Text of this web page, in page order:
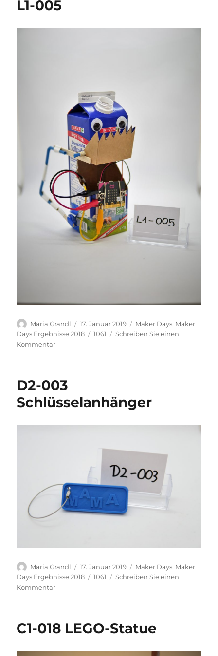
Brille
L1-005
Autor
Maria Grandl
Veröffentlicht
am
17. Januar 2019 Kategorien
Maker Days, Maker
Days Ergebnisse 2018
Schlagwörter
1061
Schreiben Sie einen
Kommentarzu
D2-003
Schlüsselanhänger
Autor
Maria Grandl
Veröffentlicht
am
17. Januar 2019 Kategorien
Maker Days, Maker
Days Ergebnisse 2018
Schlagwörter
1061
Schreiben Sie einen
Kommentarzu
C1-018 LEGO-Statue